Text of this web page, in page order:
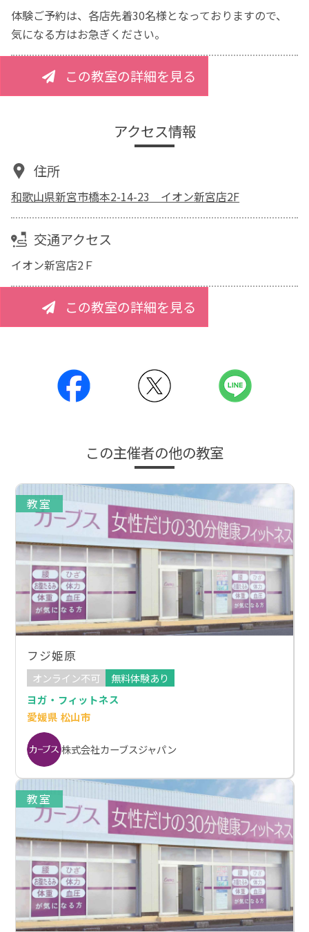
体験ご予約は、各店先着30名様となっておりますので、
気になる方はお急ぎください。
この教室の詳細を見る
アクセス情報
住所
和歌山県新宮市橋本2-14-23 イオン新宮店2F
交通アクセス
イオン新宮店2Ｆ
この教室の詳細を見る
この主催者の他の教室
教室
フジ姫原
オンライン不可
無料体験あり
ヨガ・フィットネス
愛媛県 松山市
株式会社カーブスジャパン
教室